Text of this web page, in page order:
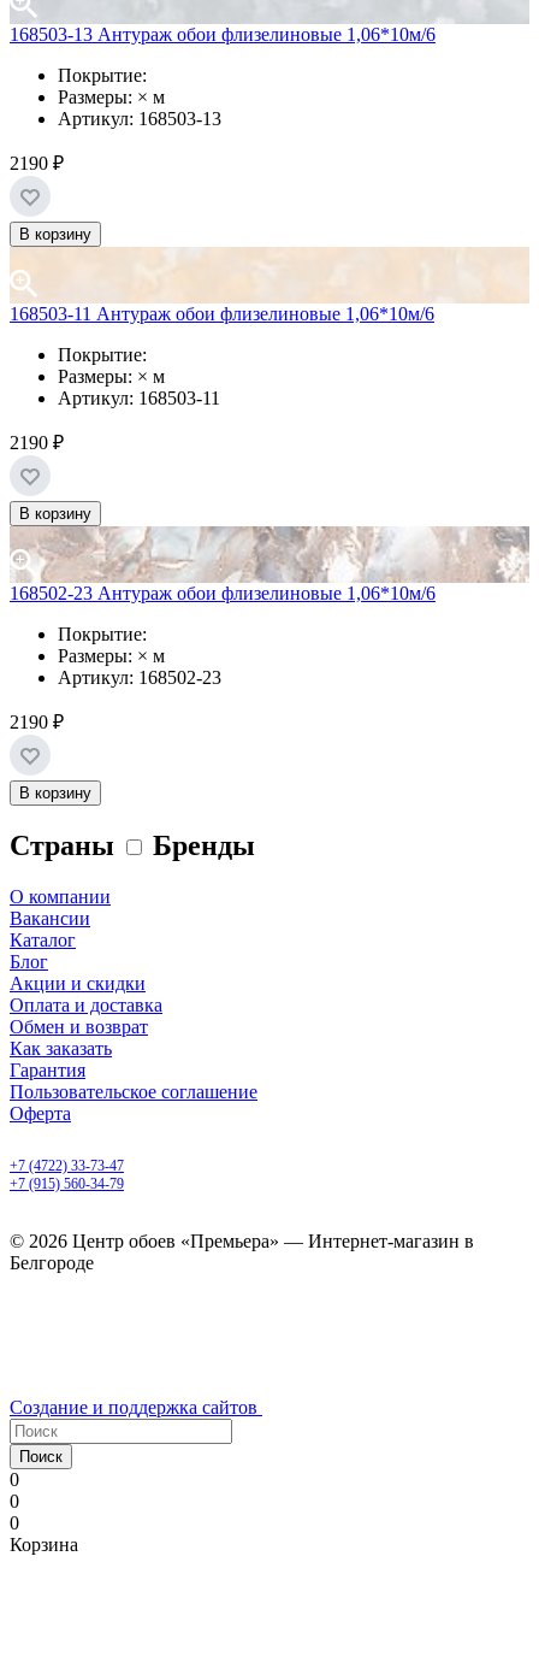
168503-13 Антураж обои флизелиновые 1,06*10м/6
Покрытие:
Размеры: × м
Артикул: 168503-13
2190 ₽
В корзину
168503-11 Антураж обои флизелиновые 1,06*10м/6
Покрытие:
Размеры: × м
Артикул: 168503-11
2190 ₽
В корзину
168502-23 Антураж обои флизелиновые 1,06*10м/6
Покрытие:
Размеры: × м
Артикул: 168502-23
2190 ₽
В корзину
Страны Бренды
О компании
Вакансии
Каталог
Блог
Акции и скидки
Оплата и доставка
Обмен и возврат
Как заказать
Гарантия
Пользовательское соглашение
Оферта
+7 (4722) 33-73-47
+7 (915) 560-34-79
© 2026 Центр обоев «Премьера» — Интернет-магазин в
Белгороде
Создание и поддержка сайтов
Поиск
0
0
0
Корзина